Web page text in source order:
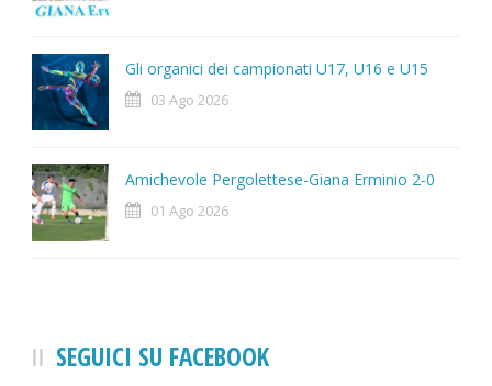
Gli organici dei campionati U17, U16 e U15
03 Ago 2026
Amichevole Pergolettese-Giana Erminio 2-0
01 Ago 2026
SEGUICI SU FACEBOOK